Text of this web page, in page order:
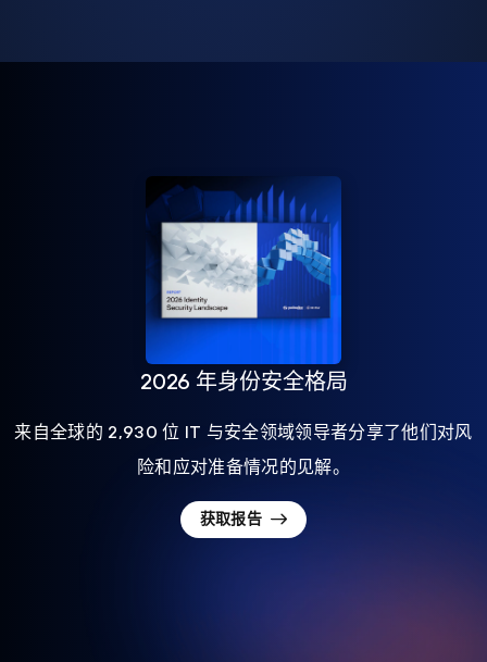
2026 年身份安全格局
来自全球的 2,930 位 IT 与安全领域领导者分享了他们对风
险和应对准备情况的见解。
获取报告